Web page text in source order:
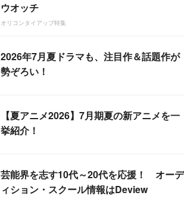
ウオッチ
オリコンタイアップ特集
2026年7月夏ドラマも、注目作＆話題作が
勢ぞろい！
【夏アニメ2026】7月期夏の新アニメを一
挙紹介！
芸能界を志す10代～20代を応援！ オーデ
ィション・スクール情報はDeview